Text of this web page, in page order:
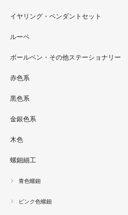
螺鈿ソフビでお世話になってい
シリーズ』紅里工房螺鈿装飾も
サリーとはまた違った美しさが
イヤリング・ペンダントセット
ルーペ
ボールペン・その他ステーショナリー
赤色系
黒色系
金銀色系
木色
螺鈿細工
青色螺鈿
ピンク色螺鈿